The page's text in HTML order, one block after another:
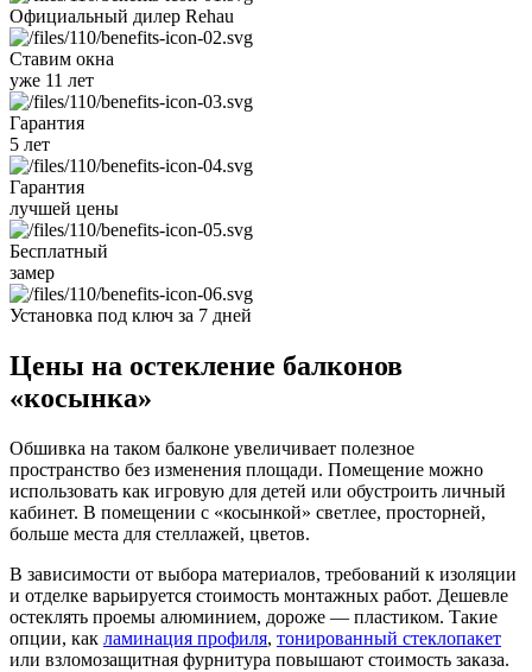
Официальный дилер Rehau
Ставим окна
уже 11 лет
Гарантия
5 лет
Гарантия
лучшей цены
Бесплатный
замер
Установка под ключ за 7 дней
Цены на остекление балконов
«косынка»
Обшивка на таком балконе увеличивает полезное
пространство без изменения площади. Помещение можно
использовать как игровую для детей или обустроить личный
кабинет. В помещении с «косынкой» светлее, просторней,
больше места для стеллажей, цветов.
В зависимости от выбора материалов, требований к изоляции
и отделке варьируется стоимость монтажных работ. Дешевле
остеклять проемы алюминием, дороже — пластиком. Такие
опции, как ламинация профиля, тонированный стеклопакет
или взломозащитная фурнитура повышают стоимость заказа.